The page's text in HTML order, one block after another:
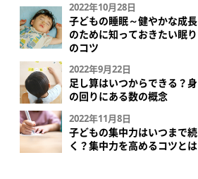
2022年10月28日
子どもの睡眠～健やかな成長
のために知っておきたい眠り
のコツ
2022年9月22日
足し算はいつからできる？身
の回りにある数の概念
2022年11月8日
子どもの集中力はいつまで続
く？集中力を高めるコツとは